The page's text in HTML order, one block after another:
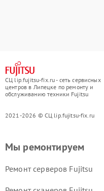
СЦ lip.fujitsu-fix.ru - сеть сервисных
центров в Липецке по ремонту и
обслуживанию техники Fujitsu
2021-2026 © СЦ lip.fujitsu-fix.ru
Мы ремонтируем
Ремонт серверов Fujitsu